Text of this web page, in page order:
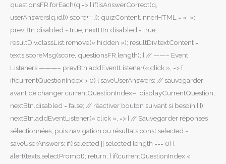
questionsFR.forEach(q => { if(isAnswerCorrect(q,
userAnswers[q.id])) score++; }); quizContent.innerHTML = « »;
prevBtn.disabled = true; nextBtn.disabled = true;
resultDiv.classList.remove(« hidden »); resultDiv.textContent =
texts.scoreMsg(score, questionsFR.length); } // ——– Event
Listeners ———– prevBtn.addEventListener(« click », => {
if(currentQuestionIndex > 0) { saveUserAnswers; // sauvegarder
avant de changer currentQuestionIndex–; displayCurrentQuestion;
nextBtn.disabled = false; // réactiver bouton suivant si besoin } });
nextBtn.addEventListener(« click », => { // Sauvegarder réponses
sélectionnées, puis navigation ou résultats const selected =
saveUserAnswers; if(!selected || selected.length === 0) {
alert(texts.selectPrompt); return; } if(currentQuestionIndex <